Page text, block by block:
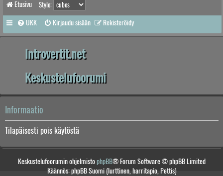
Etusivu Style:
UKK Kirjaudu sisään Rekisteröidy
Introvertit.net
Keskustelufoorumi
Informaatio
Tilapäisesti pois käytöstä
Keskustelufoorumin ohjelmistophpBB® Forum Software © phpBB Limited
Käännös: phpBB Suomi (lurttinen, harritapio, Pettis)